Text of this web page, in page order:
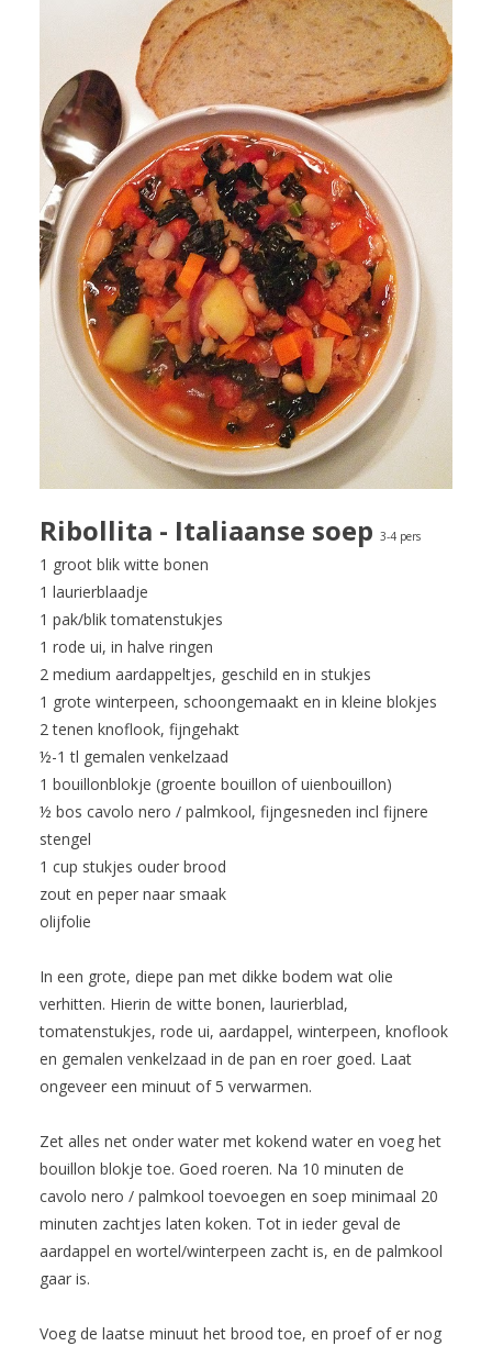
Ribollita - Italiaanse soep 3-4 pers
1 groot blik witte bonen
1 laurierblaadje
1 pak/blik tomatenstukjes
1 rode ui, in halve ringen
2 medium aardappeltjes, geschild en in stukjes
1 grote winterpeen, schoongemaakt en in kleine blokjes
2 tenen knoflook, fijngehakt
½-1 tl gemalen venkelzaad
1 bouillonblokje (groente bouillon of uienbouillon)
½ bos cavolo nero / palmkool, fijngesneden incl fijnere
stengel
1 cup stukjes ouder brood
zout en peper naar smaak
olijfolie
In een grote, diepe pan met dikke bodem wat olie
verhitten. Hierin de witte bonen, laurierblad,
tomatenstukjes, rode ui, aardappel, winterpeen, knoflook
en gemalen venkelzaad in de pan en roer goed. Laat
ongeveer een minuut of 5 verwarmen.
Zet alles net onder water met kokend water en voeg het
bouillon blokje toe. Goed roeren. Na 10 minuten de
cavolo nero / palmkool toevoegen en soep minimaal 20
minuten zachtjes laten koken. Tot in ieder geval de
aardappel en wortel/winterpeen zacht is, en de palmkool
gaar is.
Voeg de laatse minuut het brood toe, en proef of er nog